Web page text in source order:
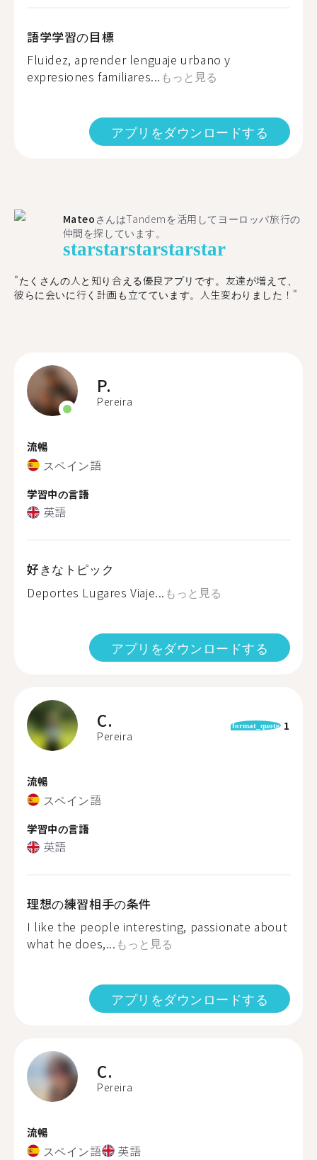
語学学習の目標
Fluidez, aprender lenguaje urbano y
expresiones familiares... もっと見る
アプリをダウンロードする
Mateo さんはTandemを活用してヨーロッパ旅行の
仲間を探しています。
starstarstarstarstar
"たくさんの人と知り合える優良アプリです。友達が増えて、
彼らに会いに行く計画も立てています。人生変わりました！"
P.
Pereira
流暢
スペイン語
学習中の言語
英語
好きなトピック
Deportes Lugares Viaje... もっと見る
アプリをダウンロードする
C.
Pereira
format_quote 1
流暢
スペイン語
学習中の言語
英語
理想の練習相手の条件
I like the people interesting, passionate about
what he does,... もっと見る
アプリをダウンロードする
C.
Pereira
流暢
スペイン語 英語